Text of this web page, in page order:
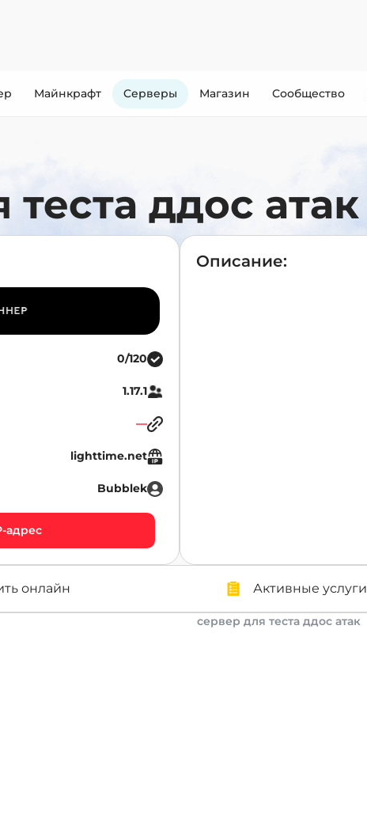
Майнкрафт Cерверы Магазин Сообщество
ддос атак
0/120
1.17.1
—
lighttime.net
Bubblek
адрес
Описание:
онлайн Активные услуги
сервер для теста ддос атак